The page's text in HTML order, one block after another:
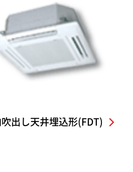
出し天井埋込形(FDT)